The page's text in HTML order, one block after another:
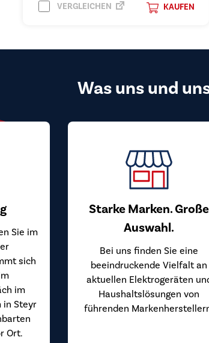
KAUFEN
VERGLEICHEN
Was uns und
Sie im
sich
im
in Steyr
Ort.
Starke Marken. Große
Auswahl.
Bei uns finden Sie eine
beeindruckende Vielfalt an
aktuellen Elektrogeräten
Haushaltslösungen von
führenden